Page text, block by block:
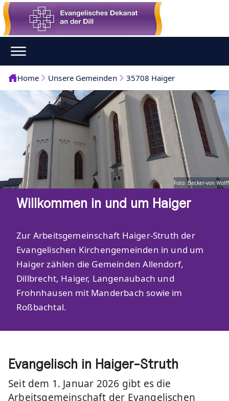
Home Unsere Gemeinden 35708 Haiger
Foto: Becker-von Wolff
Willkommen in und um Haiger
Zur Arbeitsgemeinschaft Haiger-Struth der
Evangelischen Kirchengemeinden in und um
Haiger zählen die Gemeinden Allendorf,
Dillbrecht, Haiger, Langenaubach und
Frohnhausen mit Manderbach sowie im
Roßbachtal.
Evangelisch in Haiger-Struth
Seit dem 1. Januar 2026 gibt es die
Arbeitsgemeinschaft der Evangelischen